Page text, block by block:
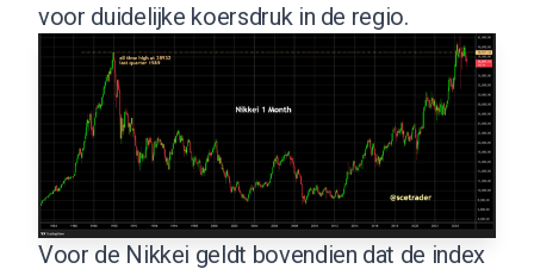
voor duidelijke koersdruk in de regio.
Voor de Nikkei geldt bovendien dat de index